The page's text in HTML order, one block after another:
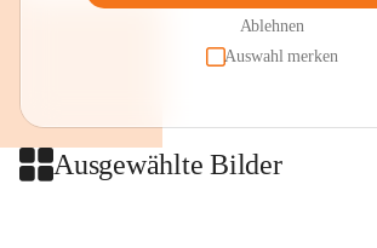
Ablehnen
Auswahl merken
Ausgewählte Bilder